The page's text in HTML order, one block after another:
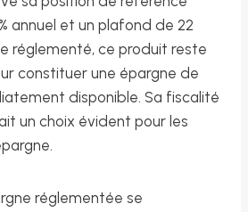
annuel et un plafond de 22
réglementé, ce produit reste
constituer une épargne de
disponible. Sa fiscalité
un choix évident pour les
réglementée se